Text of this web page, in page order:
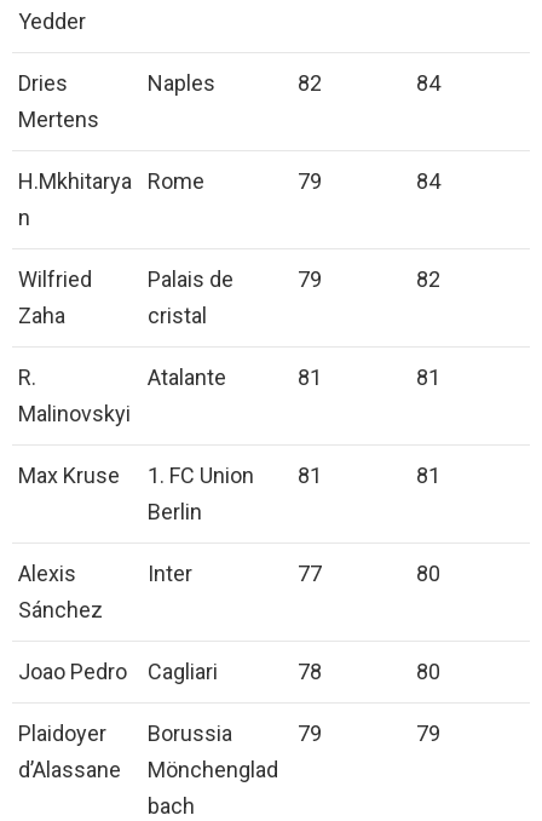
Yedder
Dries
Mertens
Naples 82 84
H.Mkhitarya
n
Rome 79 84
Wilfried
Zaha
Palais de
cristal
79 82
R.
Malinovskyi
Atalante 81 81
Max Kruse
1. FC Union
Berlin
81 81
Alexis
Sánchez
Inter 77 80
Joao Pedro Cagliari 78 80
Plaidoyer
d’Alassane
Borussia
Mönchenglad
bach
79 79